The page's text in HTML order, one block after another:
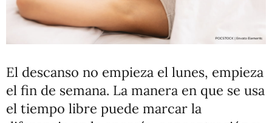
El descanso no empieza el lunes, empieza
el fin de semana. La manera en que se usa
el tiempo libre puede marcar la